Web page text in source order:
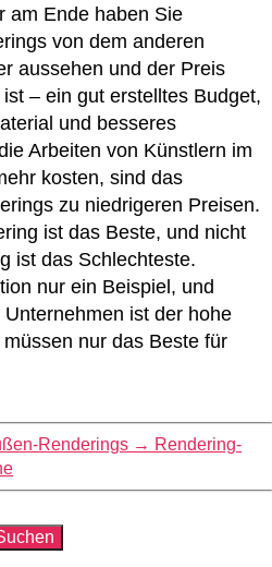
am Ende haben Sie
von dem anderen
aussehen und der Preis
– ein gut erstelltes Budget,
und besseres
Arbeiten von Künstlern im
kosten, sind das
zu niedrigeren Preisen.
ist das Beste, und nicht
ist das Schlechteste.
nur ein Beispiel, und
ist der hohe
nur das Beste für
Renderings → Rendering-